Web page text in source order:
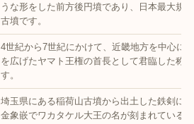
うな形をした前方後円墳であり、日本最大規
古墳です。
4世紀から7世紀にかけて、近畿地方を中心に
を広げたヤマト王権の首長として君臨した称
す。
埼玉県にある稲荷山古墳から出土した鉄剣に
金象嵌でワカタケル大王の名が刻まれている。